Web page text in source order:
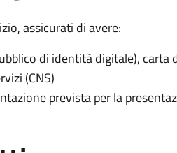
assicurati di avere:
di identità digitale), carta
(CNS)
prevista per la